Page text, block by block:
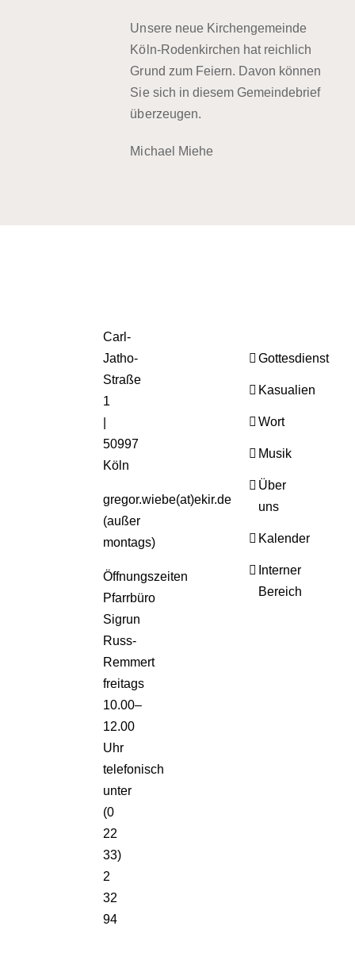
Unsere neue Kirchengemeinde
Köln-Rodenkirchen hat reichlich
Grund zum Feiern. Davon können
Sie sich in diesem Gemeindebrief
überzeugen.
Michael Miehe
Carl-
Jatho-
Straße
1
50997
Köln
gregor.wiebe(at)ekir.de
(außer
montags)
Öffnungszeiten
Pfarrbüro
Sigrun
Russ-
Remmert
freitags
10.00–
12.00
Uhr
telefonisch
unter
(0
22
33)
2
32
94
Gottesdienst
Kasualien
Wort
Musik
Über
uns
Kalender
Interner
Bereich